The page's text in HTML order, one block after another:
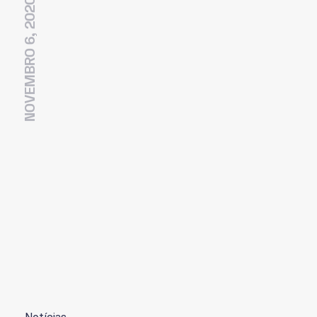
NOVEMBRO 6, 2020